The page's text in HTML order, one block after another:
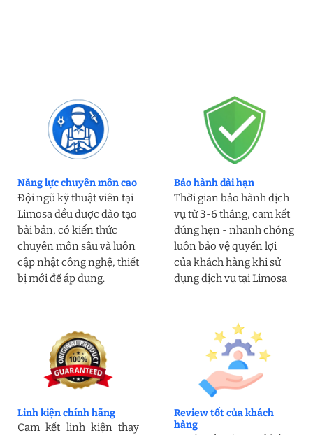
Năng lực chuyên môn cao
Đội ngũ kỹ thuật viên tại
Limosa đều được đào tạo
bài bản, có kiến thức
chuyên môn sâu và luôn
cập nhật công nghệ, thiết
bị mới để áp dụng.
Bảo hành dài hạn
Thời gian bảo hành dịch
vụ từ 3-6 tháng, cam kết
đúng hẹn - nhanh chóng
luôn bảo vệ quyền lợi
của khách hàng khi sử
dụng dịch vụ tại Limosa
Linh kiện chính hãng
Cam kết linh kiện thay
Review tốt của khách
hàng